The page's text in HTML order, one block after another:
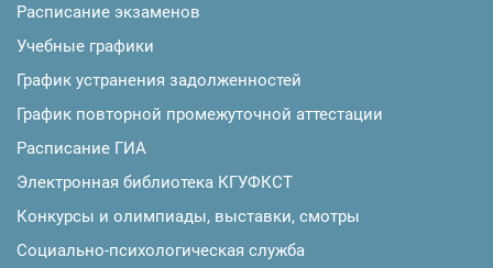
Расписание экзаменов
Учебные графики
График устранения задолженностей
График повторной промежуточной аттестации
Расписание ГИА
Электронная библиотека КГУФКСТ
Конкурсы и олимпиады, выставки, смотры
Социально-психологическая служба